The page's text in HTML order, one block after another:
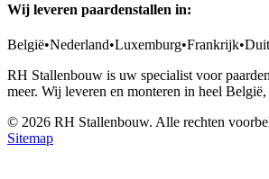
Wij leveren paardenstallen in:
België•Nederland•Luxemburg•Frankrijk•
RH Stallenbouw is uw specialist voor
meer. Wij leveren en monteren in heel
© 2026 RH Stallenbouw. Alle rechten
Sitemap